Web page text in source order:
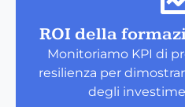
ROI della
Monitoriamo KPI di
resilienza per
degli